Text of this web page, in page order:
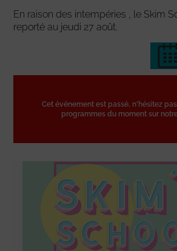
En raison des intempéries , le Skim
reporté au jeudi 27 août.
Cet événement est passé, n'hésitez
programmes du moment sur